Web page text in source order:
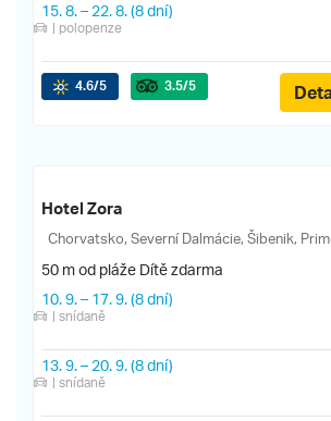
15. 8.– 22. 8.(8 dní)
| polopenze
4.6/5 3.5/5
Hotel Zora
Chorvatsko, Severní Dalmácie, Šibenik,
50 m od pláže Dítě zdarma
10. 9.– 17. 9.(8 dní)
| snídaně
13. 9.– 20. 9.(8 dní)
| snídaně